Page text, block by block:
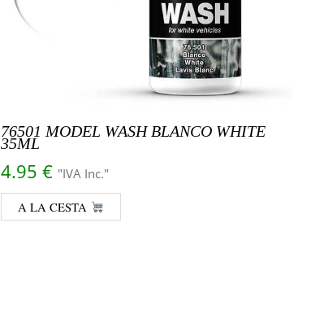
76501 MODEL WASH BLANCO WHITE
35ML
4.95 € "IVA Inc."
A LA CESTA